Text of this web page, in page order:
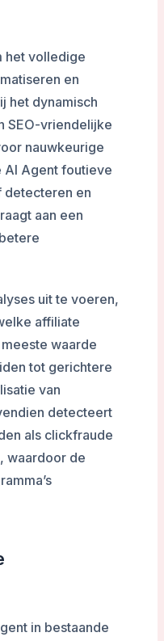
het volledige
en
het dynamisch
SEO-vriendelijke
nauwkeurige
AI Agent foutieve
detecteren en
aan een
uit te voeren,
affiliate
waarde
tot gerichtere
van
detecteert
als clickfraude
waardoor de
in bestaande